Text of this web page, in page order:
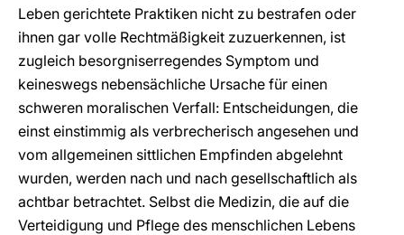
Leben gerichtete Praktiken nicht zu bestrafen oder
ihnen gar volle Rechtmäßigkeit zuzuerkennen, ist
zugleich besorgniserregendes Symptom und
keineswegs nebensächliche Ursache für einen
schweren moralischen Verfall: Entscheidungen, die
einst einstimmig als verbrecherisch angesehen und
vom allgemeinen sittlichen Empfinden abgelehnt
wurden, werden nach und nach gesellschaftlich als
achtbar betrachtet. Selbst die Medizin, die auf die
Verteidigung und Pflege des menschlichen Lebens